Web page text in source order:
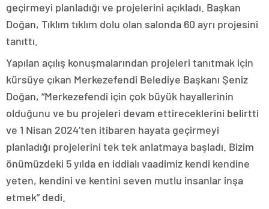
geçirmeyi planladığı ve projelerini açıkladı. Başkan
Doğan, Tıklım tıklım dolu olan salonda 60 ayrı projesini
tanıttı.
Yapılan açılış konuşmalarından projeleri tanıtmak için
kürsüye çıkan Merkezefendi Belediye Başkanı Şeniz
Doğan, “Merkezefendi için çok büyük hayallerinin
olduğunu ve bu projeleri devam ettireceklerini belirtti
ve 1 Nisan 2024’ten itibaren hayata geçirmeyi
planladığı projelerini tek tek anlatmaya başladı. Bizim
önümüzdeki 5 yılda en iddialı vaadimiz kendi kendine
yeten, kendini ve kentini seven mutlu insanlar inşa
etmek” dedi.